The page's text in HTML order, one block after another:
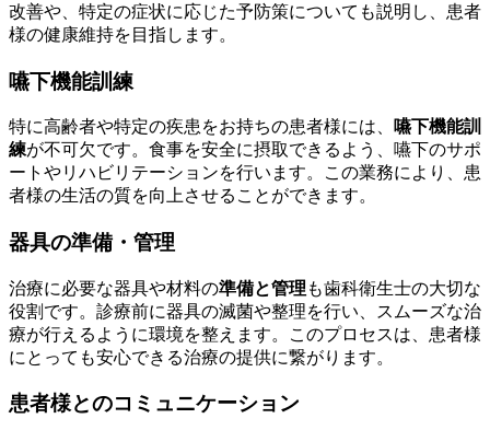
改善や、特定の症状に応じた予防策についても説明し、患者
様の健康維持を目指します。
嚥下機能訓練
特に高齢者や特定の疾患をお持ちの患者様には、
嚥下機能訓
練が不可欠です。食事を安全に摂取できるよう、嚥下のサポ
ートやリハビリテーションを行います。この業務により、患
者様の生活の質を向上させることができます。
器具の準備・管理
治療に必要な器具や材料の準備と管理 も歯科衛生士の大切な
役割です。診療前に器具の滅菌や整理を行い、スムーズな治
療が行えるように環境を整えます。このプロセスは、患者様
にとっても安心できる治療の提供に繋がります。
患者様とのコミュニケーション